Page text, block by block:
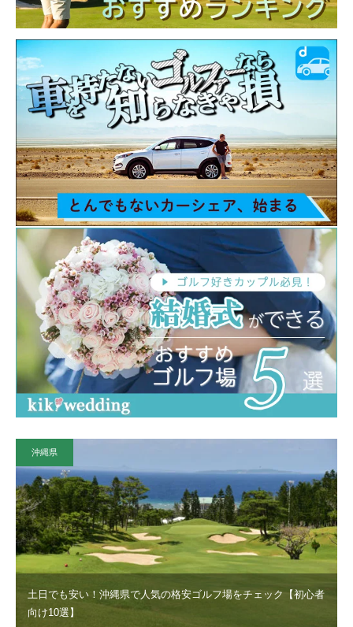
沖縄県
土日でも安い！沖縄県で人気の格安ゴルフ場をチェック【初心者
向け10選】